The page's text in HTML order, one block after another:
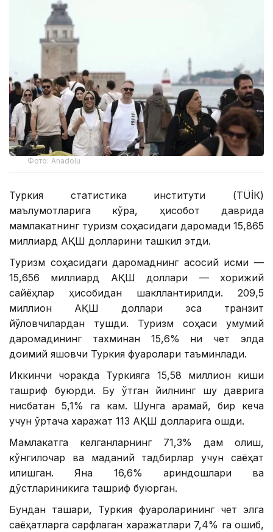
Фото: Anadolu
Туркия статистика институти (ТÜİК)
маълумотларига кўра, ҳисобот даврида
мамлакатнинг туризм соҳасидаги даромади 15,865
миллиард АҚШ долларини ташкил этди.
Туризм соҳасидаги даромаднинг асосий қисми —
15,656 миллиард АҚШ доллари — хорижий
сайёҳлар ҳисобидан шакллантирилди. 209,5
миллион АҚШ доллари эса транзит
йўловчилардан тушди. Туризм соҳаси умумий
даромадининг тахминан 15,6% ни чет элда
доимий яшовчи Туркия фуқаролари таъминлади.
Иккинчи чоракда Туркияга 15,58 миллион киши
ташриф буюрди. Бу ўтган йилнинг шу даврига
нисбатан 5,1% га кам. Шунга қарамай, бир кеча
учун ўртача харажат 113 АҚШ долларига ошди.
Мамлакатга келганларнинг 71,3% дам олиш,
кўнгилочар ва маданий тадбирлар учун саёҳат
қилишган. Яна 16,6% қариндошлари ва
дўстлариникига ташриф буюрган.
Бундан ташқари, Туркия фуқароларининг чет элга
саёҳатларга сарфлаган харажатлари 7,4% га ошиб,